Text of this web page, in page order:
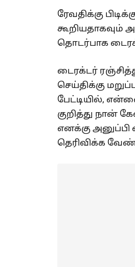
ரேவதிக்கு
கூறியதாகவும்
தொடர்பாக
டைரக்டர்
செய்திக்கு
பேட்டியில்,
குறித்து நான்
எனக்கு
தெரிவிக்க